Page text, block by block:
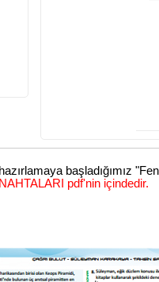
başladığımız
pdf'nin içindedir.